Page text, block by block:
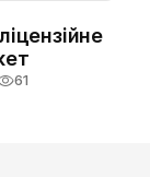
61